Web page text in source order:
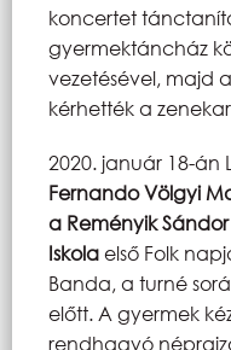
koncertet
gyermektáncház
vezetésével, majd
kérhették a
2020. január 18-án
Fernando Völgyi
a Reményik
Iskolaelső Folk
Banda, a turné
előtt. A gyermek
rendhagyó